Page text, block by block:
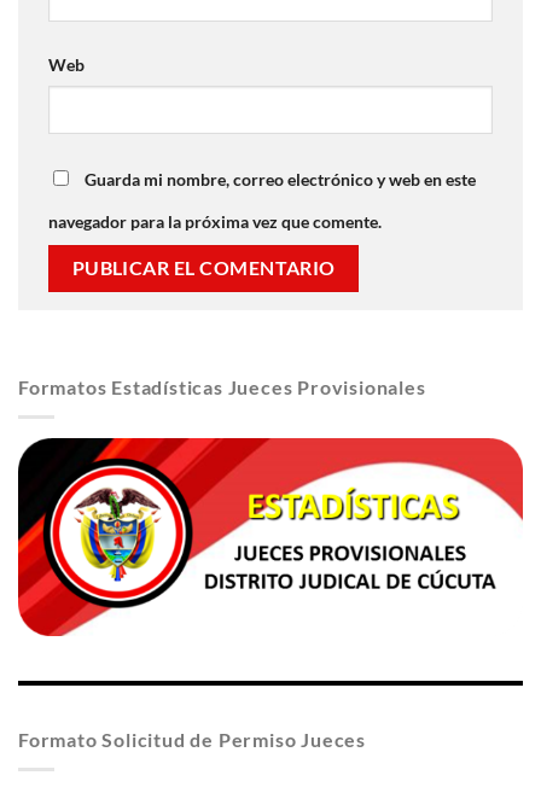
Web
Guarda mi nombre, correo electrónico y web en este
navegador para la próxima vez que comente.
Formatos Estadísticas Jueces Provisionales
Formato Solicitud de Permiso Jueces